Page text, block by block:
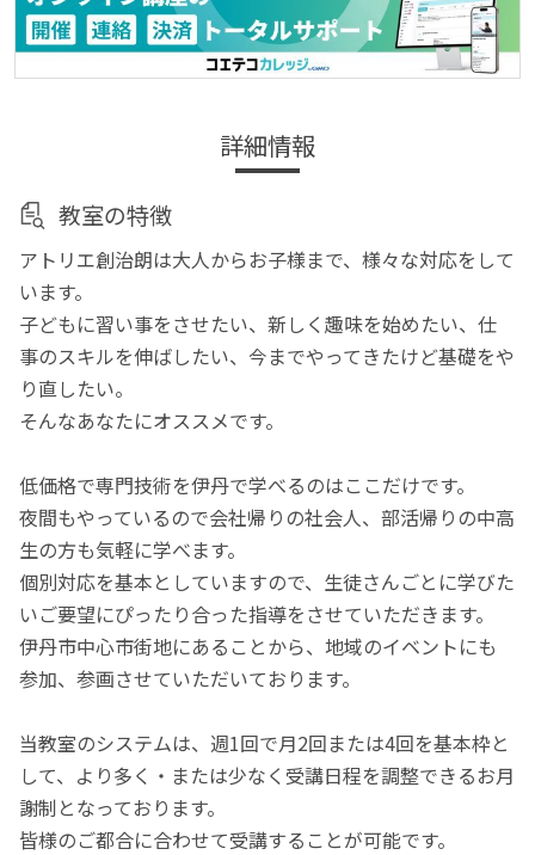
詳細情報
教室の特徴
アトリエ創治朗は大人からお子様まで、様々な対応をして
います。
子どもに習い事をさせたい、新しく趣味を始めたい、仕
事のスキルを伸ばしたい、今までやってきたけど基礎をや
り直したい。
そんなあなたにオススメです。
低価格で専門技術を伊丹で学べるのはここだけです。
夜間もやっているので会社帰りの社会人、部活帰りの中高
生の方も気軽に学べます。
個別対応を基本としていますので、生徒さんごとに学びた
いご要望にぴったり合った指導をさせていただきます。
伊丹市中心市街地にあることから、地域のイベントにも
参加、参画させていただいております。
当教室のシステムは、週1回で月2回または4回を基本枠と
して、より多く・または少なく受講日程を調整できるお月
謝制となっております。
皆様のご都合に合わせて受講することが可能です。